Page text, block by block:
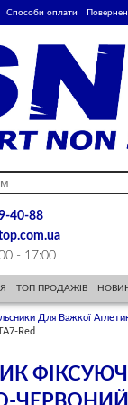
Способи оплати
40-88
- 17:00
ТОП ПРОДАЖІВ
Для Важкої
Red